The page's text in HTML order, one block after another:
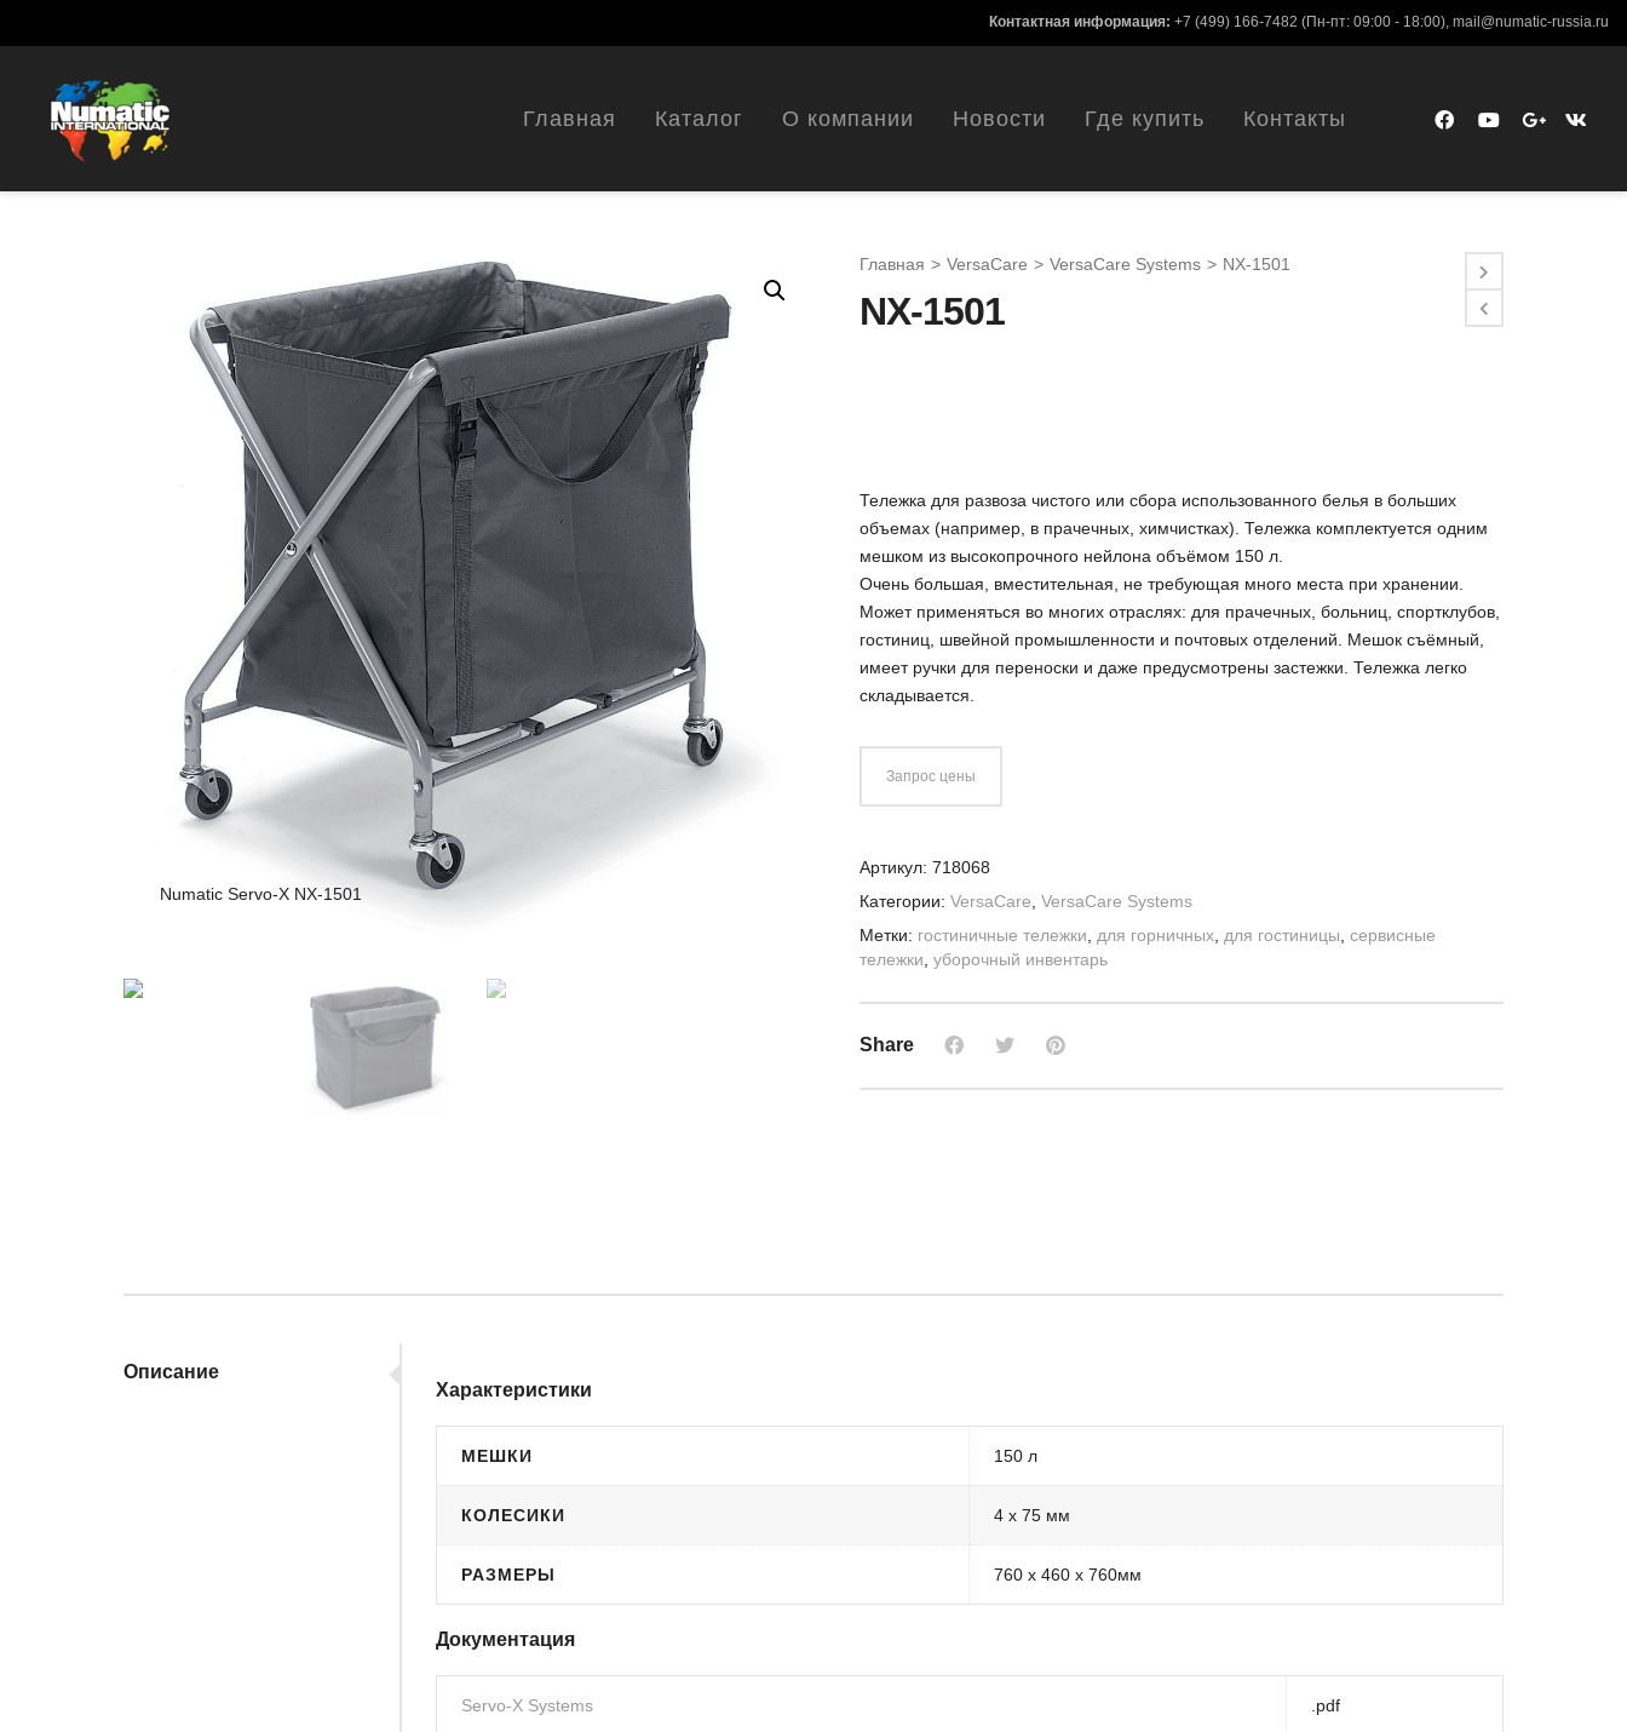
Контактная информация: +7 (499) 166-7482 (Пн-пт: 09:00 - 18:00), mail@numatic-russia.ru
Главная Каталог О компании Новости Где купить Контакты
Numatic Servo-X NX-1501
Главная > VersaCare > VersaCare Systems > NX-1501
NX-1501
Тележка для развоза чистого или сбора использованного белья в больших
объемах (например, в прачечных, химчистках). Тележка комплектуется одним
мешком из высокопрочного нейлона объёмом 150 л.
Очень большая, вместительная, не требующая много места при хранении.
Может применяться во многих отраслях: для прачечных, больниц, спортклубов,
гостиниц, швейной промышленности и почтовых отделений. Мешок съёмный,
имеет ручки для переноски и даже предусмотрены застежки. Тележка легко
складывается.
Запрос цены
Артикул: 718068
Категории: VersaCare, VersaCare Systems
Метки: гостиничные тележки, для горничных, для гостиницы, сервисные
тележки, уборочный инвентарь
Share
Описание
Характеристики
МЕШКИ 150 л
КОЛЕСИКИ 4 x 75 мм
РАЗМЕРЫ 760 x 460 x 760мм
Документация
Servo-X Systems .pdf